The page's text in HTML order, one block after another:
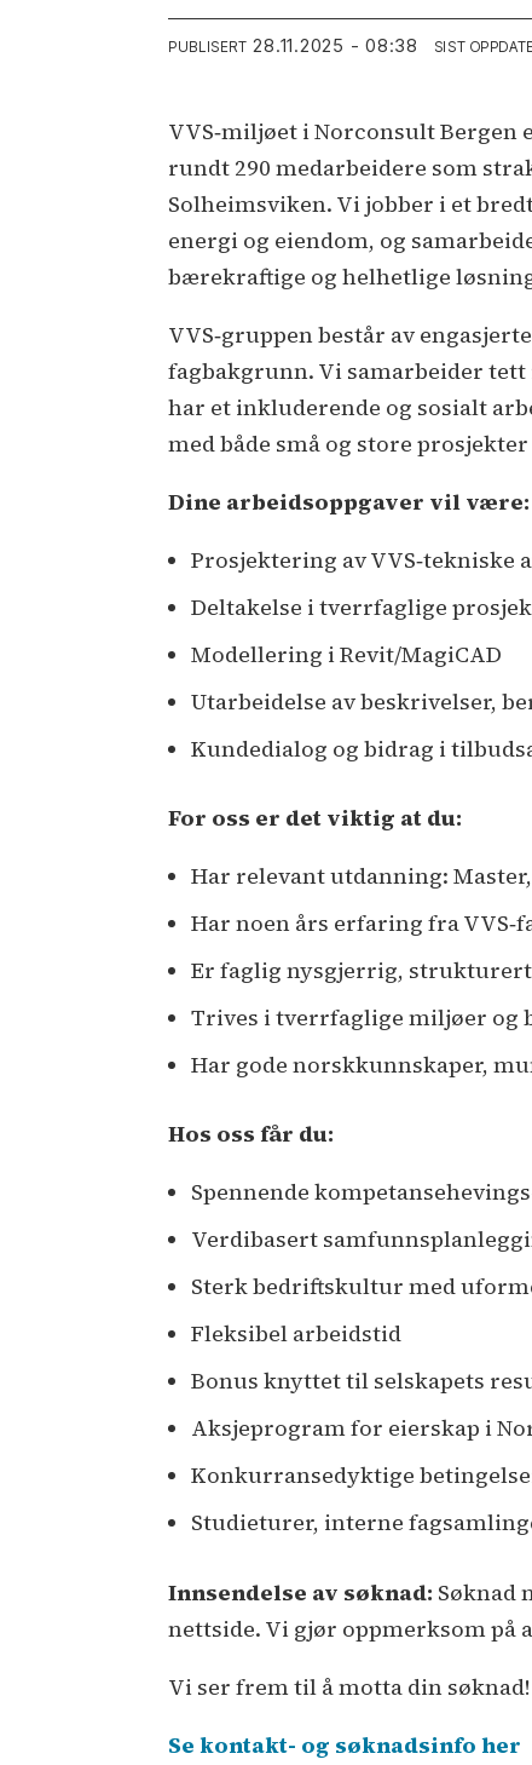
PUBLISERT 28.11.2025 - 08:38 SIST
VVS‑miljøet i Norconsult
rundt 290 medarbeidere som
Solheimsviken. Vi jobber i et
energi og eiendom, og
bærekraftige og helhetlige
VVS‑gruppen består av
fagbakgrunn. Vi samarbeider
har et inkluderende og sosialt
med både små og store
Dine arbeidsoppgaver vil være:
Prosjektering av
Deltakelse i tverrfaglige
Modellering i Revit/MagiCAD
Utarbeidelse av beskrivelser,
Kundedialog og bidrag i
For oss er det viktig at du:
Har relevant utdanning:
Har noen års erfaring fra
Er faglig nysgjerrig,
Trives i tverrfaglige miljøer og
Har gode norskkunnskaper,
Hos oss får du:
Spennende
Verdibasert
Sterk bedriftskultur med
Fleksibel arbeidstid
Bonus knyttet til selskapets
Aksjeprogram for eierskap i
Konkurransedyktige
Studieturer, interne
Innsendelse av søknad: Søknad
nettside. Vi gjør oppmerksom på
Vi ser frem til å motta din søknad!
Se kontakt- og søknadsinfo her